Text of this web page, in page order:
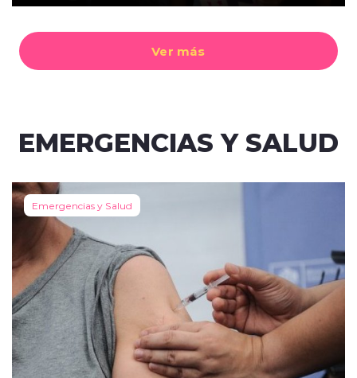
Ver más
EMERGENCIAS Y SALUD
Emergencias y Salud